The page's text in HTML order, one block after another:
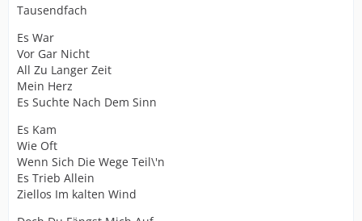
Tausendfach
Es War
Vor Gar Nicht
All Zu Langer Zeit
Mein Herz
Es Suchte Nach Dem Sinn
Es Kam
Wie Oft
Wenn Sich Die Wege Teil\'n
Es Trieb Allein
Ziellos Im kalten Wind